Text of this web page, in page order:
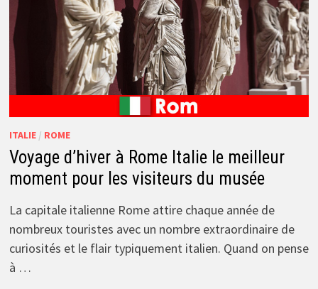
ITALIE/ ROME
Voyage d’hiver à Rome Italie le meilleur
moment pour les visiteurs du musée
La capitale italienne Rome attire chaque année de
nombreux touristes avec un nombre extraordinaire de
curiosités et le flair typiquement italien. Quand on pense
à …